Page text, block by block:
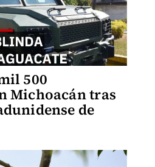
500
Michoacán tras
de